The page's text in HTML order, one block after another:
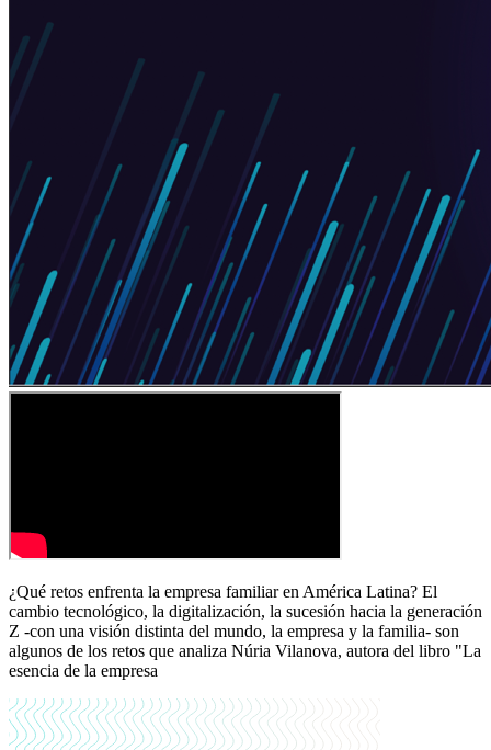
¿Qué retos enfrenta la empresa familiar en América Latina? El
cambio tecnológico, la digitalización, la sucesión hacia la generación
Z -con una visión distinta del mundo, la empresa y la familia- son
algunos de los retos que analiza Núria Vilanova, autora del libro "La
esencia de la empresa